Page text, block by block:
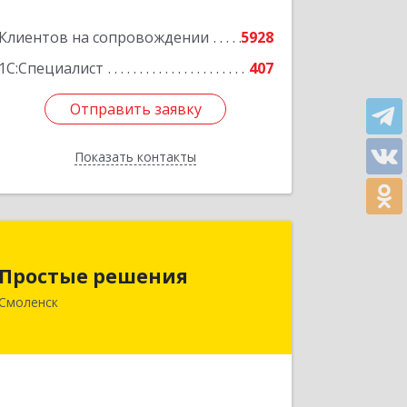
Клиентов на сопровождении
5928
1С:Специалист
407
Отправить заявку
Показать контакты
Отправить заявку
Назад
Простые решения
214015, Смоленская обл, Смоленск г,
Большая Краснофлотская ул, дом №